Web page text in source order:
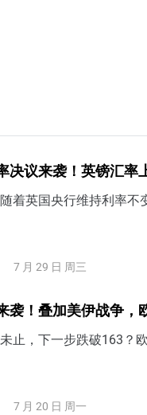
决议来袭！英镑汇率
着英国央行维持利率
7 月 29 日 周三
袭！叠加美伊战争，
止，下一步跌破163？
7 月 20 日 周一